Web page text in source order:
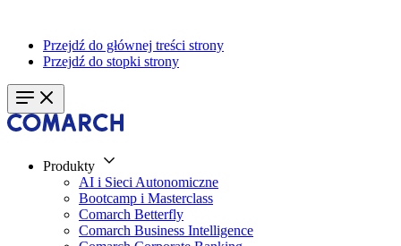
Przejdź do głównej treści strony
Przejdź do stopki strony
Produkty
AI i Sieci Autonomiczne
Bootcamp i Masterclass
Comarch Betterfly
Comarch Business Intelligence